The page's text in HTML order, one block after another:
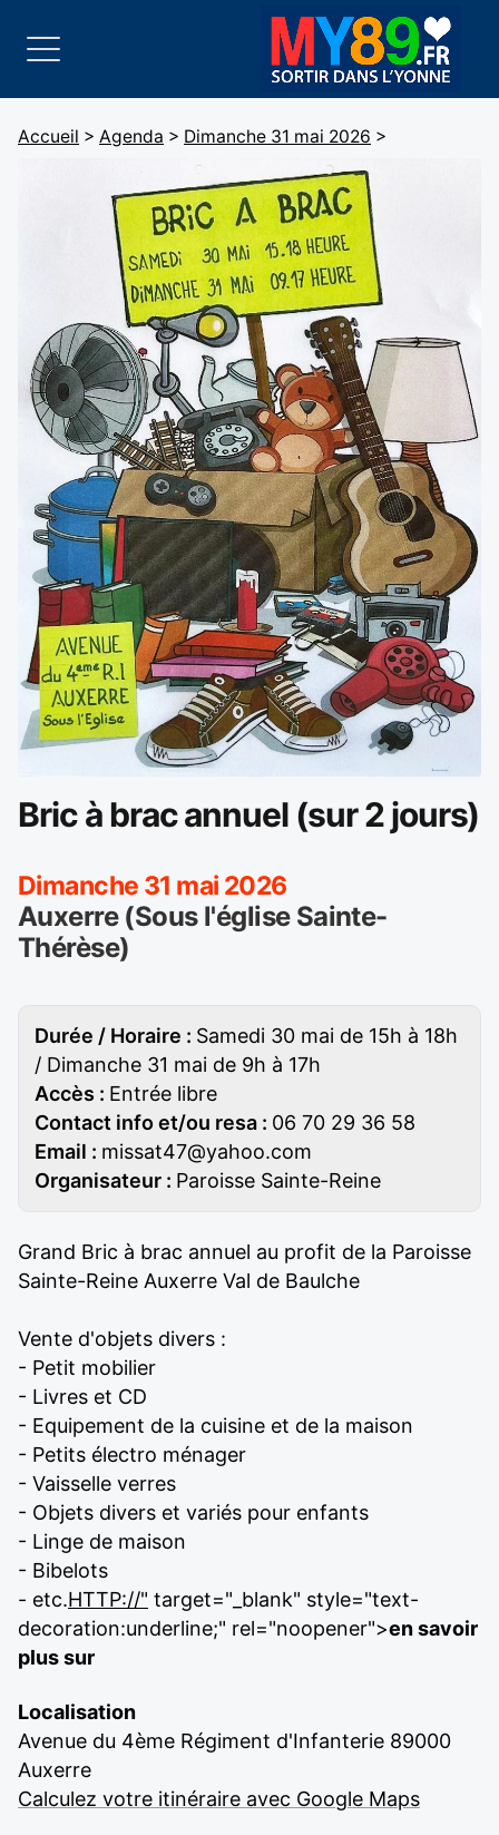
Accueil > Agenda > Dimanche 31 mai 2026 >
Bric à brac annuel (sur 2 jours)
Dimanche 31 mai 2026
Auxerre (Sous l'église Sainte-
Thérèse)
Durée / Horaire : Samedi 30 mai de 15h à 18h
/ Dimanche 31 mai de 9h à 17h
Accès : Entrée libre
Contact info et/ou resa : 06 70 29 36 58
Email : missat47@yahoo.com
Organisateur : Paroisse Sainte-Reine
Grand Bric à brac annuel au profit de la Paroisse
Sainte-Reine Auxerre Val de Baulche
Vente d'objets divers :
- Petit mobilier
- Livres et CD
- Equipement de la cuisine et de la maison
- Petits électro ménager
- Vaisselle verres
- Objets divers et variés pour enfants
- Linge de maison
- Bibelots
- etc.HTTP://" target="_blank" style="text-
decoration:underline;" rel="noopener">en savoir
plus sur
Localisation
Avenue du 4ème Régiment d'Infanterie 89000
Auxerre
Calculez votre itinéraire avec Google Maps